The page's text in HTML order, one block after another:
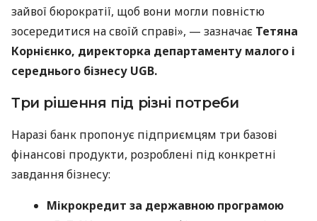
зайвої бюрократії, щоб вони могли повністю
зосередитися на своїй справі», — зазначає Тетяна
Корнієнко, директорка департаменту малого і
середнього бізнесу UGB.
Три рішення під різні потреби
Наразі банк пропонує підприємцям три базові
фінансові продукти, розроблені під конкретні
завдання бізнесу:
Мікрокредит за державною програмою